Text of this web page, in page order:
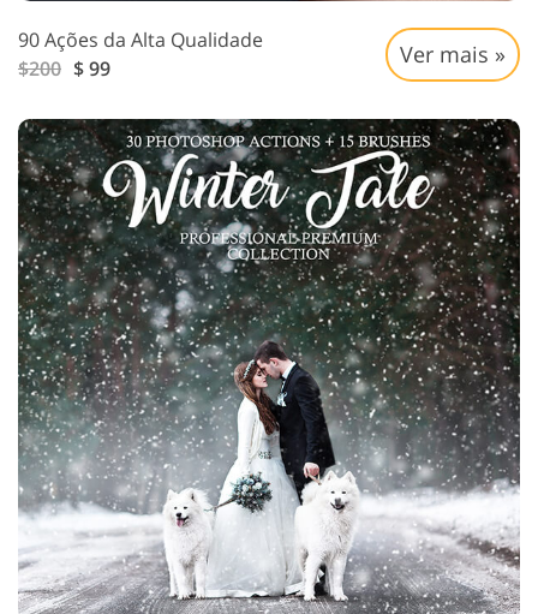
90 Ações da Alta Qualidade
$200 $ 99
Ver mais »